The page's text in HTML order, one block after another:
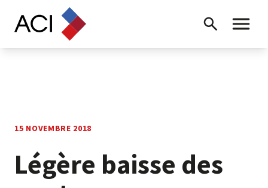
Skip to content
Recherche
Menu
15 NOVEMBRE 2018
Légère baisse des